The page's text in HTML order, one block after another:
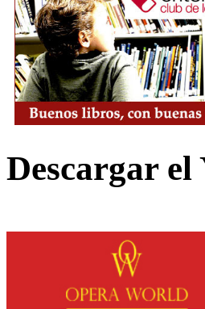
Descargar el